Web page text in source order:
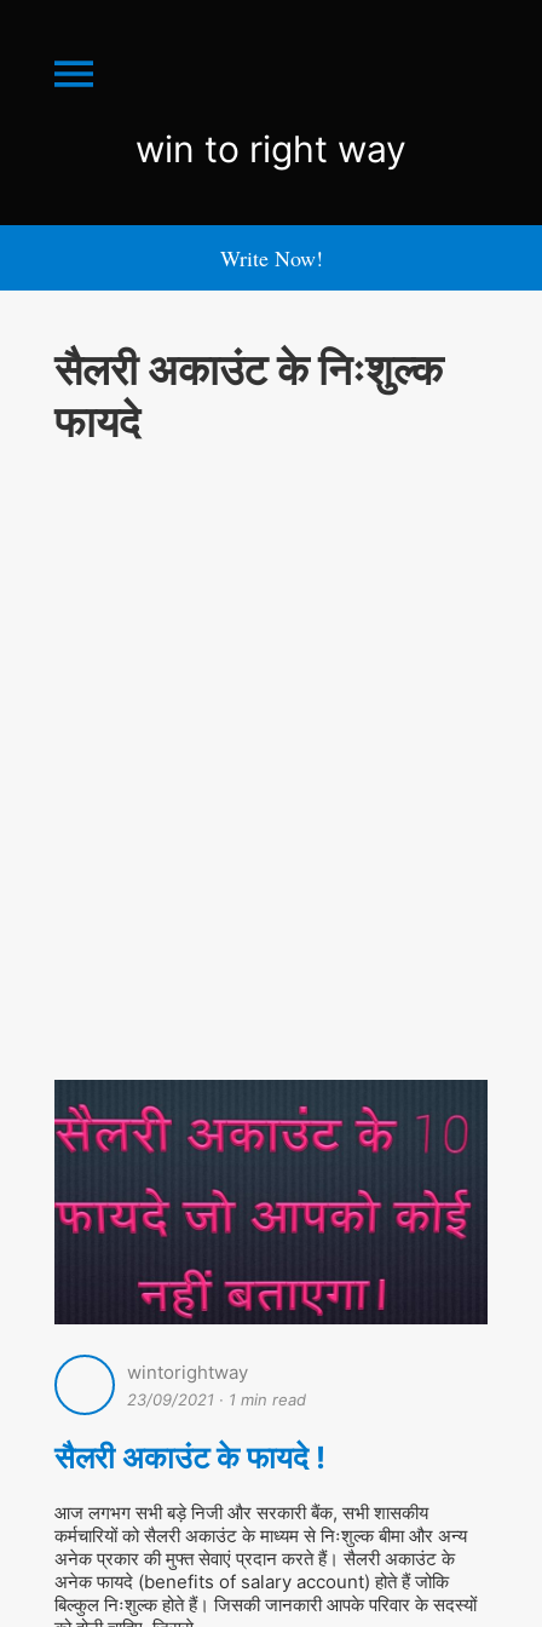
Menu
win
right
win to right way
Write Now!
सैलरी अकाउंट के निःशुल्क
फायदे
wintorightway
23/09/2021 · 1 min read
सैलरी अकाउंट के फायदे !
आज लगभग सभी बड़े निजी और सरकारी बैंक, सभी शासकीय
कर्मचारियों को सैलरी अकाउंट के माध्यम से निःशुल्क बीमा और अन्य
अनेक प्रकार की मुफ्त सेवाएं प्रदान करते हैं। सैलरी अकाउंट के
अनेक फायदे (benefits of salary account) होते हैं जोकि
बिल्कुल निःशुल्क होते हैं। जिसकी जानकारी आपके परिवार के सदस्यों